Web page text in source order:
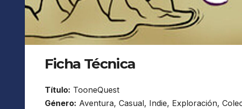
Ficha Técnica
Título: TooneQuest
Género: Aventura, Casual, Indie, Exploración,